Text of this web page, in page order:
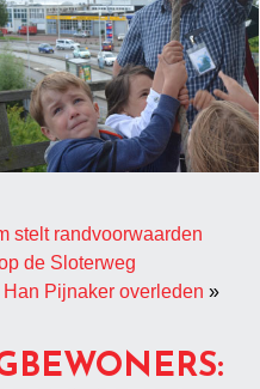
stelt randvoorwaarden
de Sloterweg
Han Pijnaker overleden »